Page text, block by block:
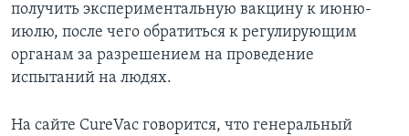
получить экспериментальную вакцину к июню-
июлю, после чего обратиться к регулирующим
органам за разрешением на проведение
испытаний на людях.
На сайте CureVac говорится, что генеральный